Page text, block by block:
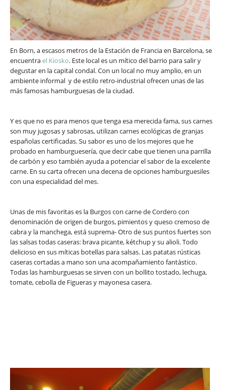
En Born, a escasos metros de la Estación de Francia en Barcelona, se
encuentrael Kiosko. Este local es un mítico del barrio para salir y
degustar en la capital condal. Con un local no muy amplio, en un
ambiente informal y de estilo retro-industrial ofrecen unas de las
más famosas hamburguesas de la ciudad.
Y es que no es para menos que tenga esa merecida fama, sus carnes
son muy jugosas y sabrosas, utilizan carnes ecológicas de granjas
españolas certificadas. Su sabor es uno de los mejores que he
probado en hamburguesería, que decir cabe que tienen una parrilla
de carbón y eso también ayuda a potenciar el sabor de la excelente
carne. En su carta ofrecen una decena de opciones hamburguesiles
con una especialidad del mes.
Unas de mis favoritas es la Burgos con carne de Cordero con
denominación de origen de burgos, pimientos y queso cremoso de
cabra y la manchega, está suprema- Otro de sus puntos fuertes son
las salsas todas caseras: brava picante, kétchup y su alioli. Todo
delicioso en sus míticas botellas para salsas. Las patatas rústicas
caseras cortadas a mano son una acompañamiento fantástico.
Todas las hamburguesas se sirven con un bollito tostado, lechuga,
tomate, cebolla de Figueras y mayonesa casera.